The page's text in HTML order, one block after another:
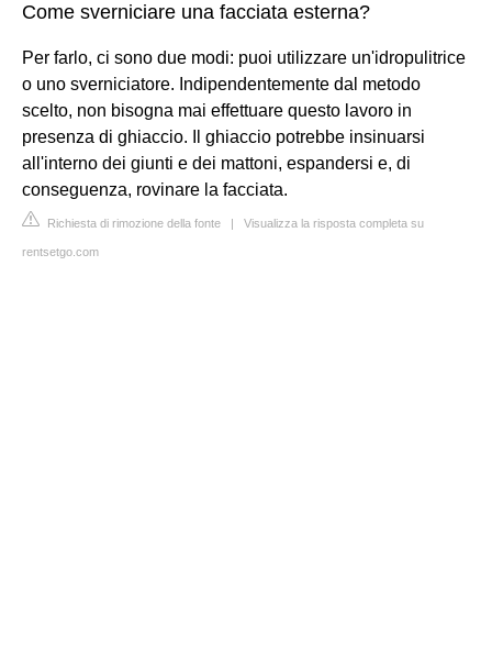
Come sverniciare una facciata esterna?
Per farlo, ci sono due modi: puoi utilizzare un'idropulitrice
o uno sverniciatore. Indipendentemente dal metodo
scelto, non bisogna mai effettuare questo lavoro in
presenza di ghiaccio. Il ghiaccio potrebbe insinuarsi
all'interno dei giunti e dei mattoni, espandersi e, di
conseguenza, rovinare la facciata.
Richiesta di rimozione della fonte | Visualizza la risposta completa su
rentsetgo.com